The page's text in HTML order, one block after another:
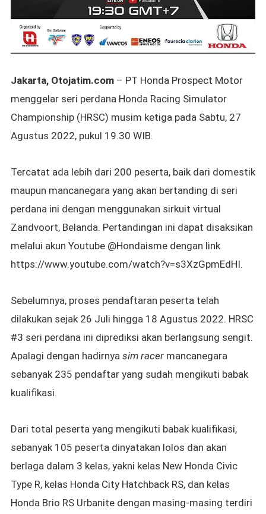
Jakarta, Otojatim.com– PT Honda Prospect Motor
menggelar seri perdana Honda Racing Simulator
Championship (HRSC) musim ketiga pada Sabtu, 27
Agustus 2022, pukul 19.30 WIB.
Tercatat ada lebih dari 200 peserta, baik dari domestik
maupun mancanegara yang akan bertanding di seri
perdana ini dengan menggunakan sirkuit virtual
Zandvoort, Belanda. Pertandingan ini dapat disaksikan
melalui akun Youtube @Hondaisme dengan link
https://www.youtube.com/watch?v=s3XzGpmEdHI.
Sebelumnya, proses pendaftaran peserta telah
dilakukan sejak 26 Juli hingga 18 Agustus 2022. HRSC
#3 seri perdana ini diprediksi akan berlangsung sengit.
Apalagi dengan hadirnya sim racer mancanegara
sebanyak 235 pendaftar yang sudah mengikuti babak
kualifikasi.
Dari total peserta yang mengikuti babak kualifikasi,
sebanyak 105 peserta dinyatakan lolos dan akan
berlaga dalam 3 kelas, yakni kelas New Honda Civic
Type R, kelas Honda City Hatchback RS, dan kelas
Honda Brio RS Urbanite dengan masing-masing terdiri